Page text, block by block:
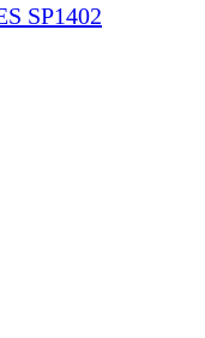
SP1402